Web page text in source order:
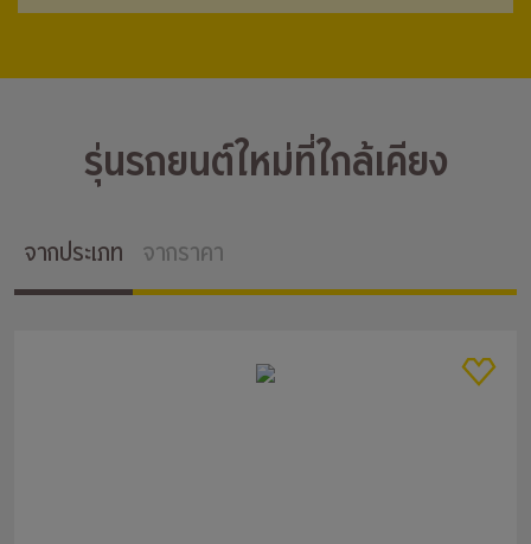
รุ่นรถยนต์ใหม่ที่ใกล้เคียง
จากประเภท จากราคา